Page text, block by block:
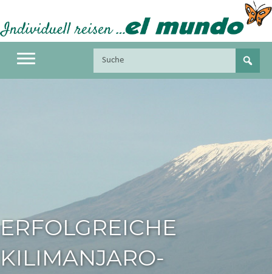
ERFOLGREICHE
KILIMANJARO-